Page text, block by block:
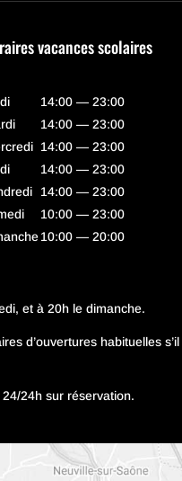
et à 20h le dimanche.
d’ouvertures habituelles s’il
24h sur réservation.
vacances scolaires
14:00 — 23:00
14:00 — 23:00
14:00 — 23:00
14:00 — 23:00
14:00 — 23:00
10:00 — 23:00
10:00 — 20:00